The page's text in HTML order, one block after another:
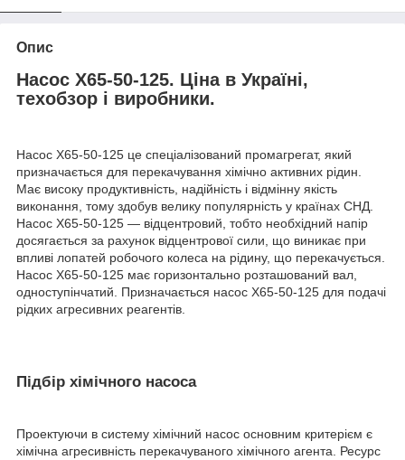
Опис
Насос Х65-50-125. Ціна в Україні,
техобзор і виробники.
Насос Х65-50-125 це спеціалізований промагрегат, який
призначається для перекачування хімічно активних рідин.
Має високу продуктивність, надійність і відмінну якість
виконання, тому здобув велику популярність у країнах СНД.
Насос Х65-50-125 ― відцентровий, тобто необхідний напір
досягається за рахунок відцентрової сили, що виникає при
впливі лопатей робочого колеса на рідину, що перекачується.
Насос Х65-50-125 має горизонтально розташований вал,
одноступінчатий. Призначається насос Х65-50-125 для подачі
рідких агресивних реагентів.
Підбір хімічного насоса
Проектуючи в систему хімічний насос основним критерієм є
хімічна агресивність перекачуваного хімічного агента. Ресурс